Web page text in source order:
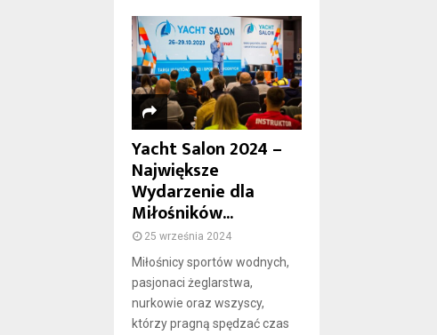
Yacht Salon 2024 –
Największe
Wydarzenie dla
Miłośników...
25 września 2024
Miłośnicy sportów wodnych,
pasjonaci żeglarstwa,
nurkowie oraz wszyscy,
którzy pragną spędzać czas